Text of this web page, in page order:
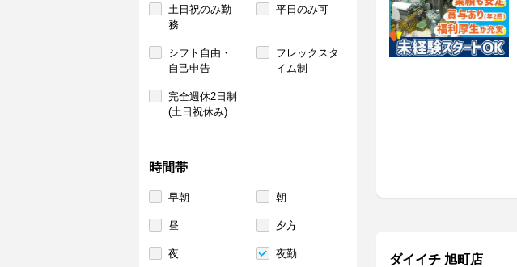
土日祝のみ勤
務
平日のみ可
シフト自由・
自己申告
フレックスタ
イム制
完全週休2日制
(土日祝休み)
時間帯
早朝 朝
昼 夕方
夜 夜勤 ダイイチ 旭町店